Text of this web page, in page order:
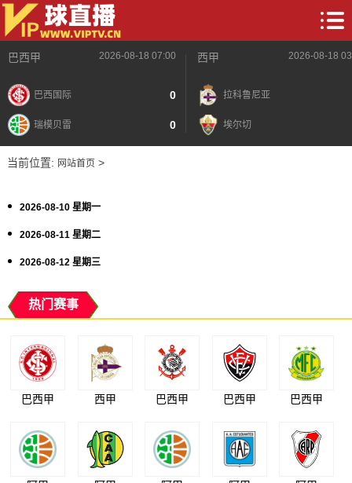
巴西甲 2026-08-18 07:00
巴西国际 0
瑞模贝雷 0
西甲 2026-08-18
拉科鲁尼亚
埃尔切
当前位置: 网站首页>
2026-08-10 星期一
2026-08-11 星期二
2026-08-12 星期三
热门赛事
巴西甲 西甲 巴西甲 巴西甲 巴西甲